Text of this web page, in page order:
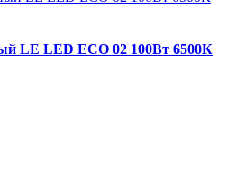
LE LED ECO 02 100Вт 6500К